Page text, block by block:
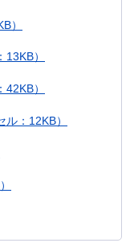
）
）
）
：12KB）